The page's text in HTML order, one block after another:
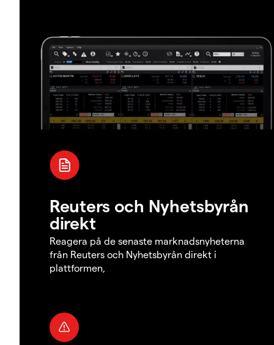
Reuters och Nyhetsbyrån
direkt
Reagera på de senaste marknadsnyheterna
från Reuters och Nyhetsbyrån direkt i
plattformen,